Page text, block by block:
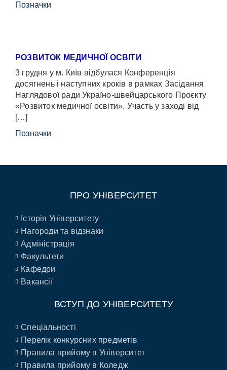
Позначки
РОЗВИТОК МЕДИЧНОЇ ОСВІТИ
3 грудня у м. Київ відбулася Конференція
досягнень і наступних кроків в рамках Засідання
Наглядової ради Україно-швейцарського Проєкту
«Розвиток медичної освіти». Участь у заході від
[…]
Позначки
ПРО УНІВЕРСИТЕТ
Історія Університету
Нагороди та відзнаки
Адміністрація
Факультети
Кафедри
Вакансії
ВСТУП ДО УНІВЕРСИТЕТУ
Спеціальності
Перелік конкурсних предметів
Правила прийому в Університет
Правила прийому в Коледж